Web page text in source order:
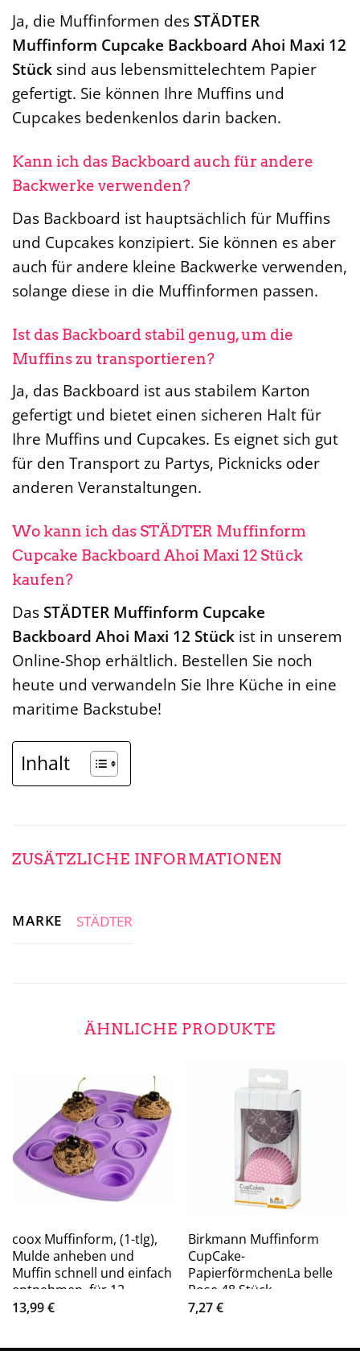
Ja, die Muffinformen des STÄDTER
Muffinform Cupcake Backboard Ahoi Maxi 12
Stück sind aus lebensmittelechtem Papier
gefertigt. Sie können Ihre Muffins und
Cupcakes bedenkenlos darin backen.
Kann ich das Backboard auch für andere
Backwerke verwenden?
Das Backboard ist hauptsächlich für Muffins
und Cupcakes konzipiert. Sie können es aber
auch für andere kleine Backwerke verwenden,
solange diese in die Muffinformen passen.
Ist das Backboard stabil genug, um die
Muffins zu transportieren?
Ja, das Backboard ist aus stabilem Karton
gefertigt und bietet einen sicheren Halt für
Ihre Muffins und Cupcakes. Es eignet sich gut
für den Transport zu Partys, Picknicks oder
anderen Veranstaltungen.
Wo kann ich das STÄDTER Muffinform
Cupcake Backboard Ahoi Maxi 12 Stück
kaufen?
Das STÄDTER Muffinform Cupcake
Backboard Ahoi Maxi 12 Stück ist in unserem
Online-Shop erhältlich. Bestellen Sie noch
heute und verwandeln Sie Ihre Küche in eine
maritime Backstube!
Inhalt
ZUSÄTZLICHE INFORMATIONEN
MARKE STÄDTER
ÄHNLICHE PRODUKTE
coox Muffinform, (1-tlg),
Mulde anheben und
Muffin schnell und einfach
entnehmen, für 12
Muffins
13,99€
Birkmann Muffinform
CupCake-
PapierförmchenLa belle
Rose 48 Stück
7,27€